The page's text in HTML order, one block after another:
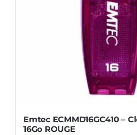
Emtec ECMMD16GC410 –
16Go ROUGE